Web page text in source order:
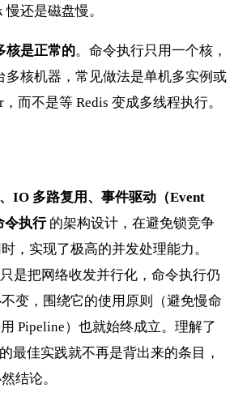
还是磁盘慢。
核是正常的。命令执行只用一个核，
多核机器，常见做法是单机多实例或
，而不是等 Redis 变成多线程执行。
IO 多路复用、事件驱动（Event
令执行的架构设计，在避免锁竞争
，实现了极高的并发处理能力。
是把网络收发并行化，命令执行仍
变，围绕它的使用原则（避免慢命
Pipeline）也就始终成立。理解了
最佳实践就不再是背出来的条目，
结论。